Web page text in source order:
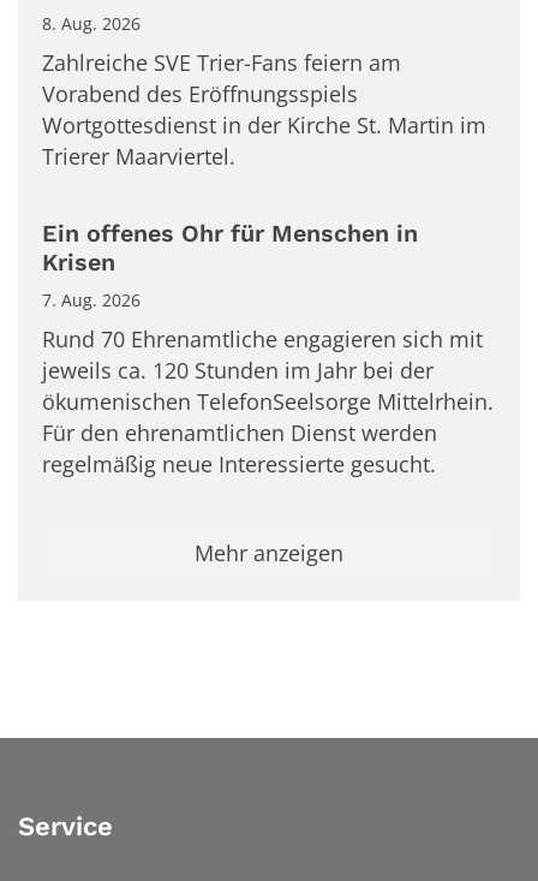
8. Aug. 2026
Zahlreiche SVE Trier-Fans feiern am
Vorabend des Eröffnungsspiels
Wortgottesdienst in der Kirche St. Martin im
Trierer Maarviertel.
Ein offenes Ohr für Menschen in
Krisen
7. Aug. 2026
Rund 70 Ehrenamtliche engagieren sich mit
jeweils ca. 120 Stunden im Jahr bei der
ökumenischen TelefonSeelsorge Mittelrhein.
Für den ehrenamtlichen Dienst werden
regelmäßig neue Interessierte gesucht.
Mehr anzeigen
Service